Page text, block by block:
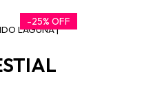
LAGUNA |
-25% OFF